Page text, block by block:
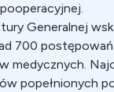
Generalnej
700 postępowań
medycznych.
popełnionych